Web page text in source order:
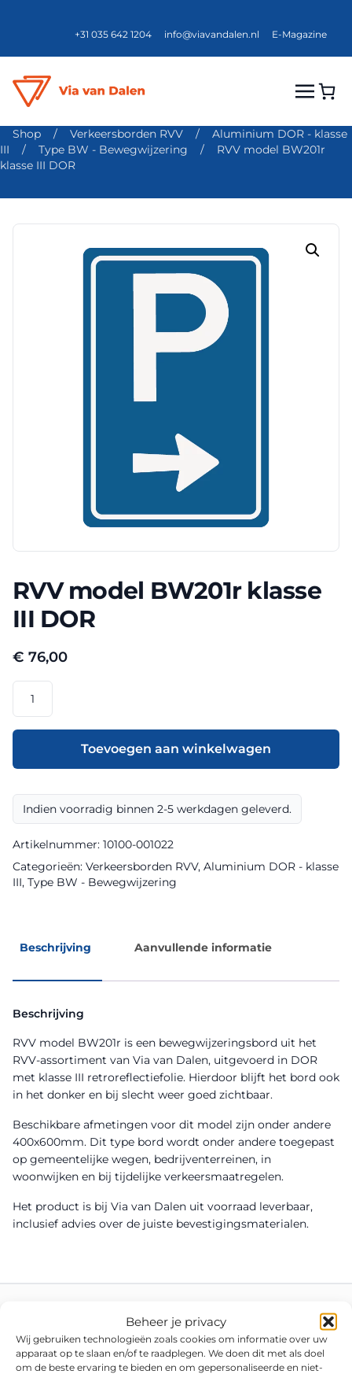
Beheer je privacy
Wij gebruiken technologieën zoals cookies om informatie over uw
apparaat op te slaan en/of te raadplegen. We doen dit met als doel
om de beste ervaring te bieden en om gepersonaliseerde en niet-
+31 035 642 1204 info@viavandalen.nl E-Magazine
Shop / Verkeersborden RVV /
Aluminium DOR - klasse
III
/ Type BW - Bewegwijzering /
RVV model BW201r
klasse III DOR
RVV model BW201r klasse
III DOR
€ 76,00
model
BW201r
III
aantal
Toevoegen aan winkelwagen
Indien voorradig binnen 2-5 werkdagen geleverd.
Artikelnummer: 10100-001022
Categorieën: Verkeersborden RVV, Aluminium DOR - klasse
III, Type BW - Bewegwijzering
Beschrijving Aanvullende informatie
Beschrijving
RVV model BW201r is een bewegwijzeringsbord uit het
RVV-assortiment van Via van Dalen, uitgevoerd in DOR
met klasse III retroreflectiefolie. Hierdoor blijft het bord ook
in het donker en bij slecht weer goed zichtbaar.
Beschikbare afmetingen voor dit model zijn onder andere
400x600mm. Dit type bord wordt onder andere toegepast
op gemeentelijke wegen, bedrijventerreinen, in
woonwijken en bij tijdelijke verkeersmaatregelen.
Het product is bij Via van Dalen uit voorraad leverbaar,
inclusief advies over de juiste bevestigingsmaterialen.